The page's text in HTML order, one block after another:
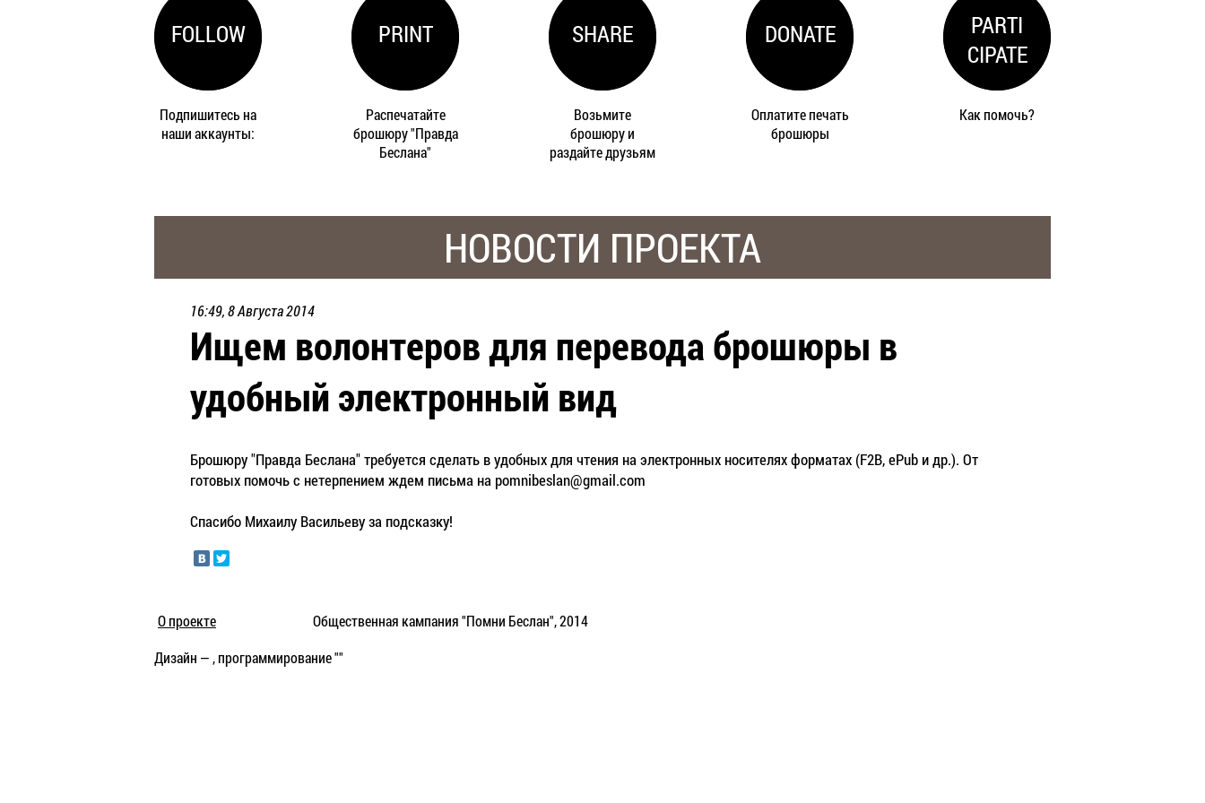
FOLLOW
Подпишитесь на
наши аккаунты:
PRINT
Распечатайте
брошюру "Правда
Беслана"
SHARE
Возьмите
брошюру и
раздайте друзьям
DONATE
Оплатите печать
брошюры
PARTI
CIPATE
Как помочь?
НОВОСТИ ПРОЕКТА
16:49, 8 Августа 2014
Ищем волонтеров для перевода брошюры в
удобный электронный вид
Брошюру "Правда Беслана" требуется сделать в удобных для чтения на электронных носителях форматах (F2B, ePub и др.). От
готовых помочь с нетерпением ждем письма на pomnibeslan@gmail.com
Спасибо Михаилу Васильеву за подсказку!
О проекте
Общественная кампания "Помни Беслан", 2014
Дизайн — , программирование ""